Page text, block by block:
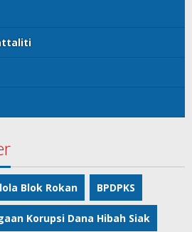
Blok Rokan BPDPKS
Korupsi Dana Hibah Siak